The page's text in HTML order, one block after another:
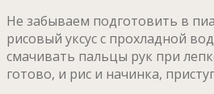
Не забываем подготовить в
рисовый уксус с прохладной
смачивать пальцы рук при
готово, и рис и начинка,